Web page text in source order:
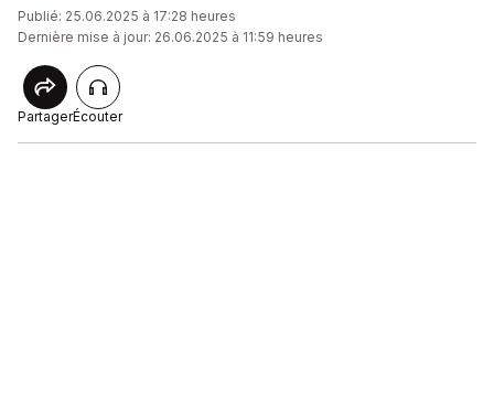
Publié: 25.06.2025 à 17:28 heures
Dernière mise à jour: 26.06.2025 à 11:59 heures
PartagerÉcouter